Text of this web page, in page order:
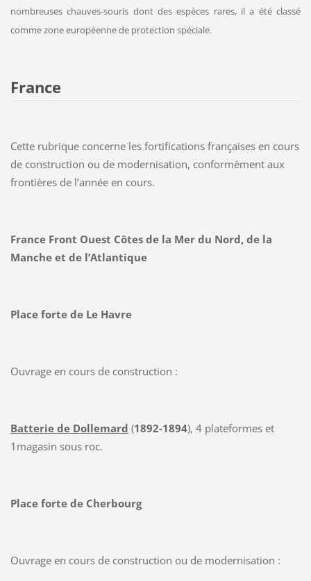
nombreuses chauves-souris dont des espèces rares, il a été classé
comme zone européenne de protection spéciale.
France
Cette rubrique concerne les fortifications françaises en cours
de construction ou de modernisation, conformément aux
frontières de l’année en cours.
France Front Ouest Côtes de la Mer du Nord, de la
Manche et de l’Atlantique
Place forte de Le Havre
Ouvrage en cours de construction :
Batterie de Dollemard (1892-1894), 4 plateformes et
1magasin sous roc.
Place forte de Cherbourg
Ouvrage en cours de construction ou de modernisation :